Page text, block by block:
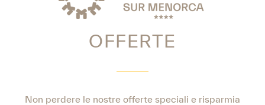
OFFERTE
Non perdere le nostre offerte speciali e risparmia